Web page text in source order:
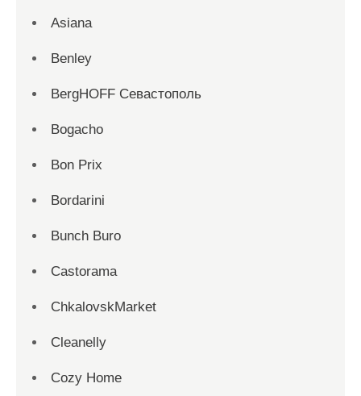
Asiana
Benley
BergHOFF Севастополь
Bogacho
Bon Prix
Bordarini
Bunch Buro
Castorama
ChkalovskMarket
Cleanelly
Cozy Home